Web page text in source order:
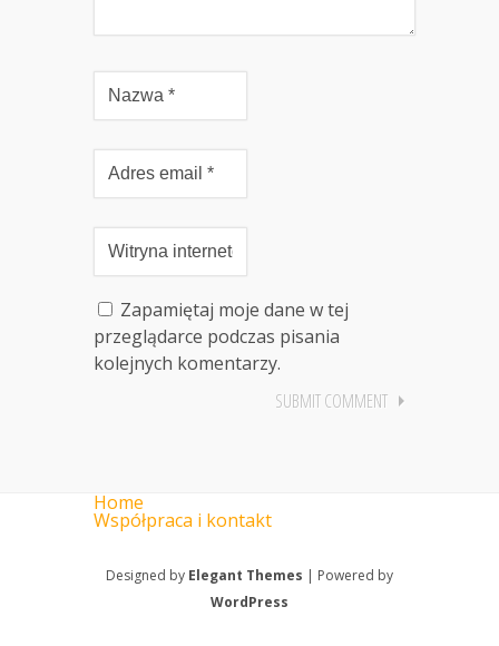
Zapamiętaj moje dane w tej
przeglądarce podczas pisania
kolejnych komentarzy.
Home
Współpraca i kontakt
Designed by Elegant Themes | Powered by
WordPress